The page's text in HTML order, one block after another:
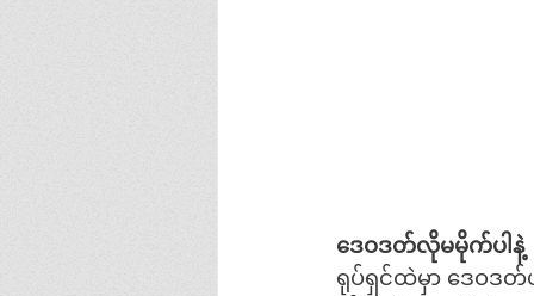
ဒေဝဒတ်လိုမမိုက်ပါနဲ့
ရုပ်ရှင်ထဲမှာ ဒေဝဒတ်